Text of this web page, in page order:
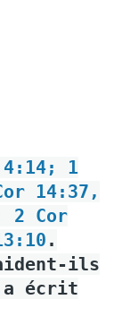
4:14; 1
14:37,
2 Cor
.
aident-ils
a écrit